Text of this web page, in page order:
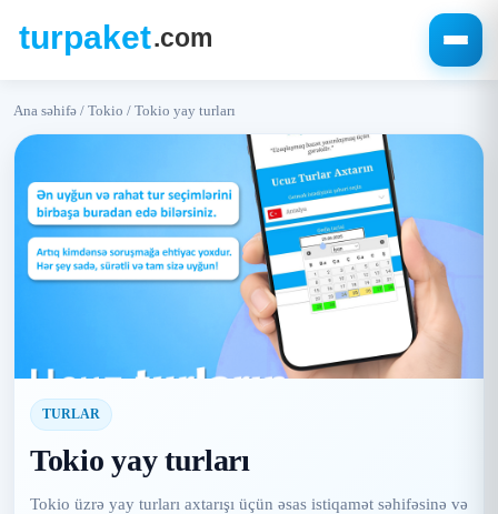
Ana səhifə / Tokio / Tokio yay turları
TURLAR
Tokio yay turları
Tokio üzrə yay turları axtarışı üçün əsas istiqamət səhifəsinə və